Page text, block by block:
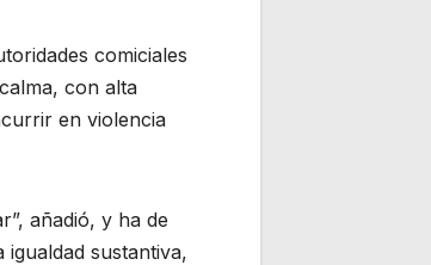
comiciales
con alta
en violencia
añadió, y ha de
sustantiva,